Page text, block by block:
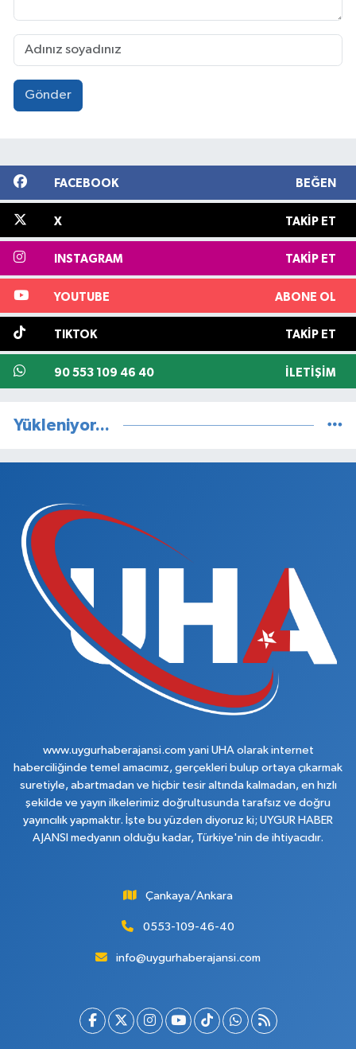
Gönder
FACEBOOK BEĞEN
X TAKIP ET
INSTAGRAM TAKIP ET
YOUTUBE ABONE OL
TIKTOK TAKIP ET
90 553 109 46 40 İLETIŞIM
Yükleniyor...
www.uygurhaberajansi.com yani UHA olarak internet
haberciliğinde temel amacımız, gerçekleri bulup ortaya çıkarmak
suretiyle, abartmadan ve hiçbir tesir altında kalmadan, en hızlı
şekilde ve yayın ilkelerimiz doğrultusunda tarafsız ve doğru
yayıncılık yapmaktır. İşte bu yüzden diyoruz ki; UYGUR HABER
AJANSI medyanın olduğu kadar, Türkiye'nin de ihtiyacıdır.
Çankaya/Ankara
0553-109-46-40
info@uygurhaberajansi.com